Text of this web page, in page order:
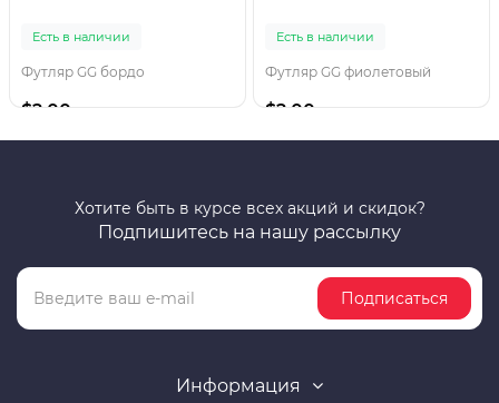
Есть в наличии
Футляр GG бордо
$2.00
Есть в наличии
Футляр GG фиолетовый
$2.00
Хотите быть в курсе всех акций и скидок?
Подпишитесь на нашу рассылку
Подписаться
Информация